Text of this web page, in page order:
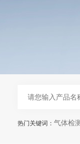
热门关键词： 气体检